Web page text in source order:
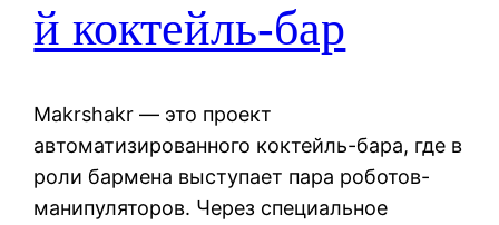
й коктейль-бар
Makrshakr — это проект
автоматизированного коктейль-бара, где в
роли бармена выступает пара роботов-
манипуляторов. Через специальное